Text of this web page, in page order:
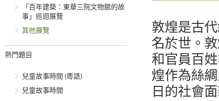
「百年建築：東華三院文物館的故
事」巡迴展覽
其他展覽
熱門題目
兒童故事時間 (粵語)
兒童故事時間
敦煌是古
名於世。
和官員百
煌作為絲
日的社會